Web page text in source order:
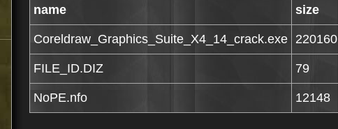
name size
Coreldraw_Graphics_Suite_X4_14_crack.exe 220160
FILE_ID.DIZ 79
NoPE.nfo 12148